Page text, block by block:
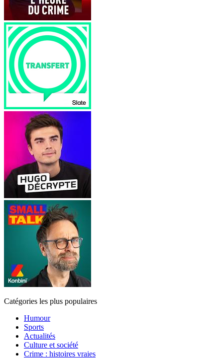
Catégories les plus populaires
Humour
Sports
Actualités
Culture et société
Crime : histoires vraies